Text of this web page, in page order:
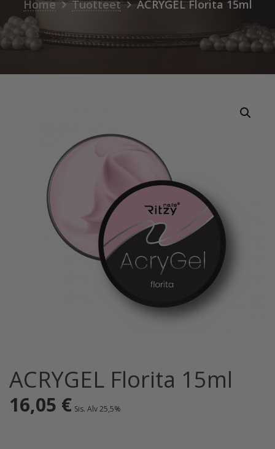
Home Tuotteet ACRYGEL Florita 15ml
ACRYGEL Florita 15ml
16,05 € Sis. Alv 25,5%